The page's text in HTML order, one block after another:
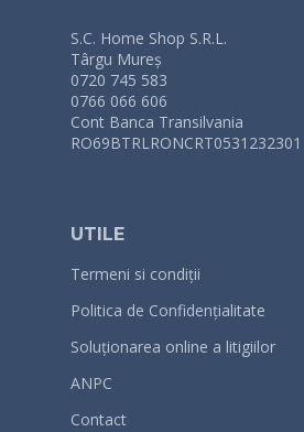
S.C. Home Shop S.R.L.
Târgu Mureș
0720 745 583
0766 066 606
Cont Banca Transilvania
RO69BTRLRONCRT0531232301
UTILE
Termeni si condiții
Politica de Confidențialitate
Soluționarea online a litigiilor
ANPC
Contact